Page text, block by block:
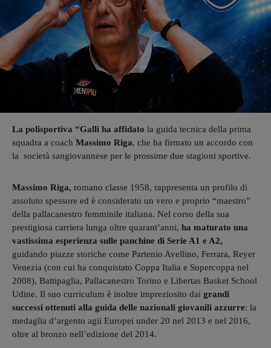
La polisportiva “Galli ha affidato la guida tecnica della prima
squadra a coach Massimo Riga, che ha firmato un accordo con
la società sangiovannese per le prossime due stagioni sportive.
Massimo Riga, romano classe 1958, rappresenta un profilo di
assoluto spessore ed è considerato un vero e proprio “maestro”
della pallacanestro femminile italiana. Nel corso della sua
prestigiosa carriera lunga oltre quarant’anni, ha maturato una
vastissima esperienza sulle panchine di Serie A1 e A2,
guidando piazze storiche come Partenio Avellino, Ferrara, Reyer
Venezia (con cui ha conquistato Coppa Italia e Supercoppa nel
2008), Battipaglia, Pallacanestro Torino e Libertas Basket School
Udine. Il suo curriculum è inoltre impreziosito dai grandi
successi ottenuti alla guida delle nazionali giovanili azzurre: la
medaglia d’argento agii Europei under 20 nel 2013 e nel 2016,
oltre al bronzo nell’edizione del 2014.